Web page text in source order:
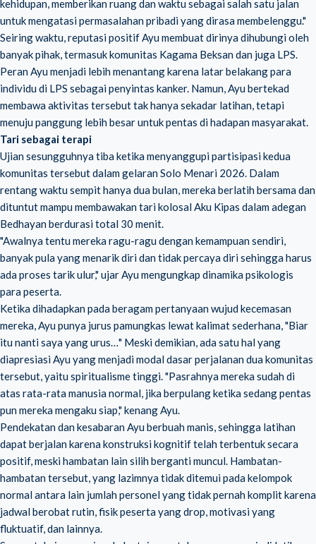
kehidupan, memberikan ruang dan waktu sebagai salah satu jalan
untuk mengatasi permasalahan pribadi yang dirasa membelenggu."
Seiring waktu, reputasi positif Ayu membuat dirinya dihubungi oleh
banyak pihak, termasuk komunitas Kagama Beksan dan juga LPS.
Peran Ayu menjadi lebih menantang karena latar belakang para
individu di LPS sebagai penyintas kanker. Namun, Ayu bertekad
membawa aktivitas tersebut tak hanya sekadar latihan, tetapi
menuju panggung lebih besar untuk pentas di hadapan masyarakat.
Tari sebagai terapi
Ujian sesungguhnya tiba ketika menyanggupi partisipasi kedua
komunitas tersebut dalam gelaran Solo Menari 2026. Dalam
rentang waktu sempit hanya dua bulan, mereka berlatih bersama dan
dituntut mampu membawakan tari kolosal Aku Kipas dalam adegan
Bedhayan berdurasi total 30 menit.
"Awalnya tentu mereka ragu-ragu dengan kemampuan sendiri,
banyak pula yang menarik diri dan tidak percaya diri sehingga harus
ada proses tarik ulur," ujar Ayu mengungkap dinamika psikologis
para peserta.
Ketika dihadapkan pada beragam pertanyaan wujud kecemasan
mereka, Ayu punya jurus pamungkas lewat kalimat sederhana, "Biar
itu nanti saya yang urus…" Meski demikian, ada satu hal yang
diapresiasi Ayu yang menjadi modal dasar perjalanan dua komunitas
tersebut, yaitu spiritualisme tinggi. "Pasrahnya mereka sudah di
atas rata-rata manusia normal, jika berpulang ketika sedang pentas
pun mereka mengaku siap," kenang Ayu.
Pendekatan dan kesabaran Ayu berbuah manis, sehingga latihan
dapat berjalan karena konstruksi kognitif telah terbentuk secara
positif, meski hambatan lain silih berganti muncul. Hambatan-
hambatan tersebut, yang lazimnya tidak ditemui pada kelompok
normal antara lain jumlah personel yang tidak pernah komplit karena
jadwal berobat rutin, fisik peserta yang drop, motivasi yang
fluktuatif, dan lainnya.